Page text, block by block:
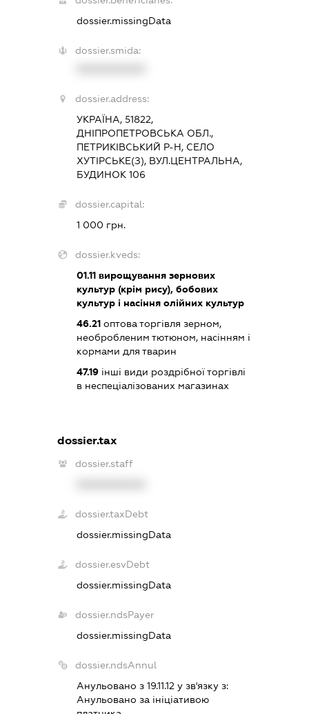
dossier.missingData
dossier.smida:
dossier.address:
УКРАЇНА, 51822,
ДНІПРОПЕТРОВСЬКА ОБЛ.,
ПЕТРИКІВСЬКИЙ Р-Н, СЕЛО
ХУТІРСЬКЕ(З), ВУЛ.ЦЕНТРАЛЬНА,
БУДИНОК 106
dossier.capital:
1 000 грн.
dossier.kveds:
01.11вирощування зернових
культур (крім рису), бобових
культур і насіння олійних культур
46.21оптова торгівля зерном,
необробленим тютюном, насінням і
кормами для тварин
47.19інші види роздрібної торгівлі
в неспеціалізованих магазинах
dossier.tax
dossier.staff
dossier.taxDebt
dossier.missingData
dossier.esvDebt
dossier.missingData
dossier.ndsPayer
dossier.missingData
dossier.ndsAnnul
Анульовано з 19.11.12 у зв'язку з:
Анульовано за iнiцiативою